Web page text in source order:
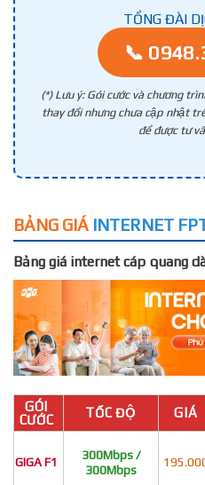
TỔNG ĐÀI
📞
(*) Lưu ý: Gói cước và chương
thay đổi nhưng chưa cập nhật
để được tư
BẢNG GIÁ INTERNET
Bảng giá internet cáp quang
GÓI
CƯỚC
TỐC ĐỘ GIÁ
GIGA F1
300Mbps /
300Mbps